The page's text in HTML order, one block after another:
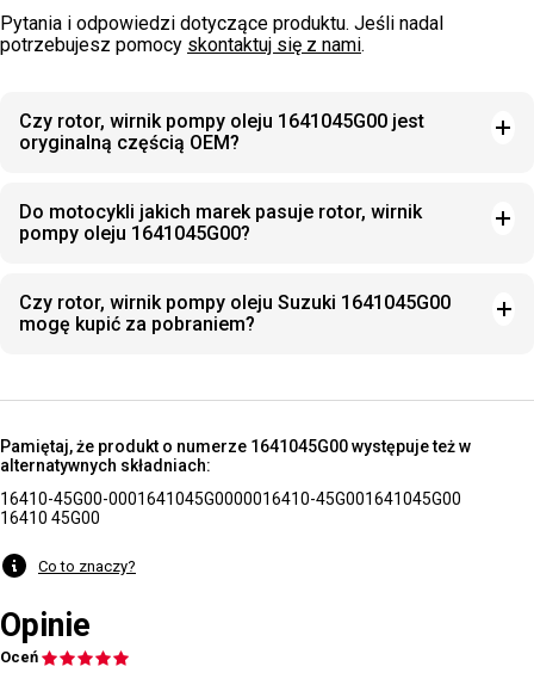
Pytania i odpowiedzi dotyczące produktu. Jeśli nadal
potrzebujesz pomocy skontaktuj się z nami.
Czy rotor, wirnik pompy oleju 1641045G00 jest
oryginalną częścią OEM?
Do motocykli jakich marek pasuje rotor, wirnik
pompy oleju 1641045G00?
Czy rotor, wirnik pompy oleju Suzuki 1641045G00
mogę kupić za pobraniem?
Pamiętaj, że produkt o numerze 1641045G00 występuje też w
alternatywnych składniach:
16410-45G00-0001641045G0000016410-45G001641045G00
16410 45G00
Co to znaczy?
Opinie
Oceń